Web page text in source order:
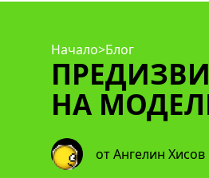
Начало>Блог
НА
от Ангелин Хисов